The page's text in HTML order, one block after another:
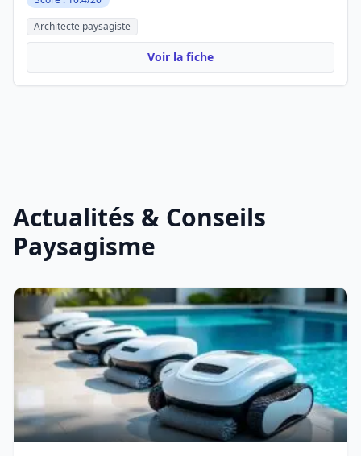
Architecte paysagiste
Voir la fiche
Actualités & Conseils
Paysagisme